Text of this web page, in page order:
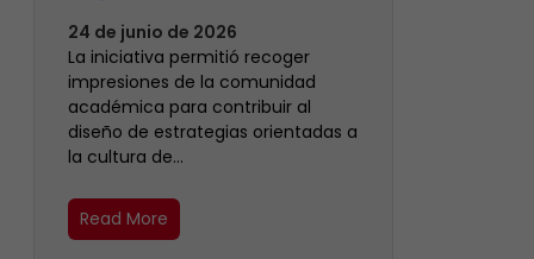
24 de junio de 2026
La iniciativa permitió recoger
impresiones de la comunidad
académica para contribuir al
diseño de estrategias orientadas a
la cultura de…
Read More